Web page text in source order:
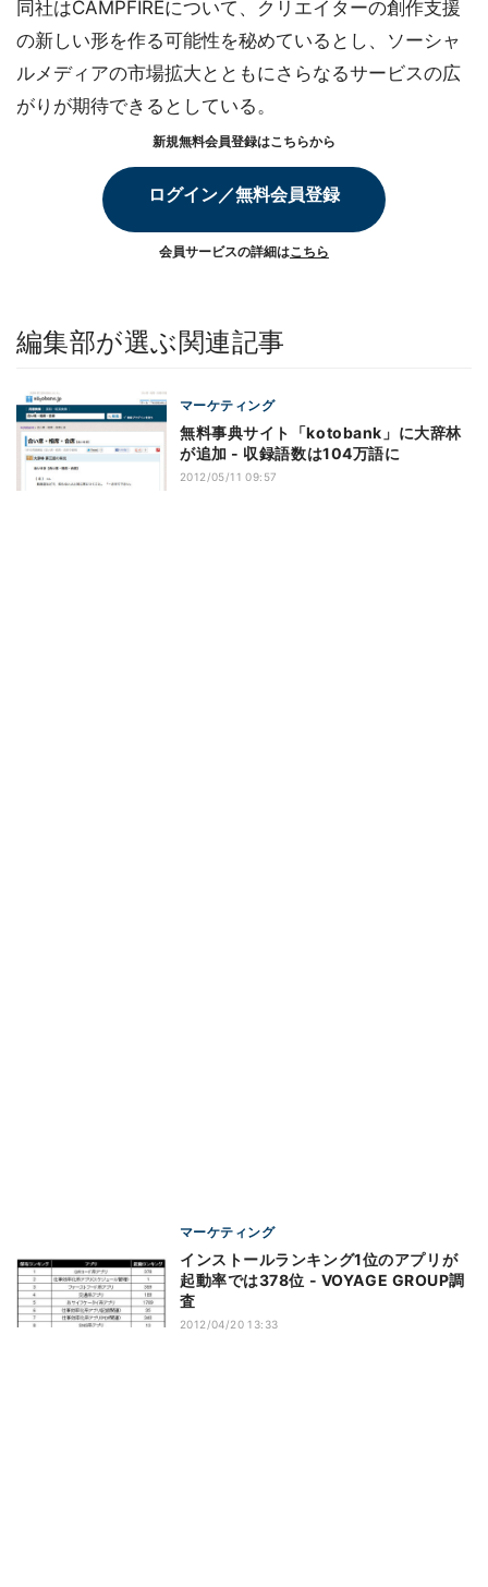
同社はCAMPFIREについて、クリエイターの創作支援
の新しい形を作る可能性を秘めているとし、ソーシャ
ルメディアの市場拡大とともにさらなるサービスの広
がりが期待できるとしている。
新規無料会員登録はこちらから
ログイン／無料会員登録
会員サービスの詳細はこちら
編集部が選ぶ関連記事
マーケティング
無料事典サイト「kotobank」に大辞林
が追加 - 収録語数は104万語に
2012/05/11 09:57
マーケティング
インストールランキング1位のアプリが
起動率では378位 - VOYAGE GROUP調
査
2012/04/20 13:33